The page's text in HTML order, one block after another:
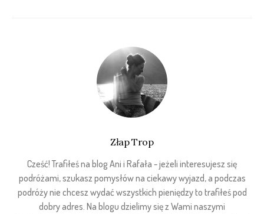
Złap Trop
Cześć! Trafiłeś na blog Ani i Rafała - jeżeli interesujesz się
podróżami, szukasz pomysłów na ciekawy wyjazd, a podczas
podróży nie chcesz wydać wszystkich pieniędzy to trafiłeś pod
dobry adres. Na blogu dzielimy się z Wami naszymi